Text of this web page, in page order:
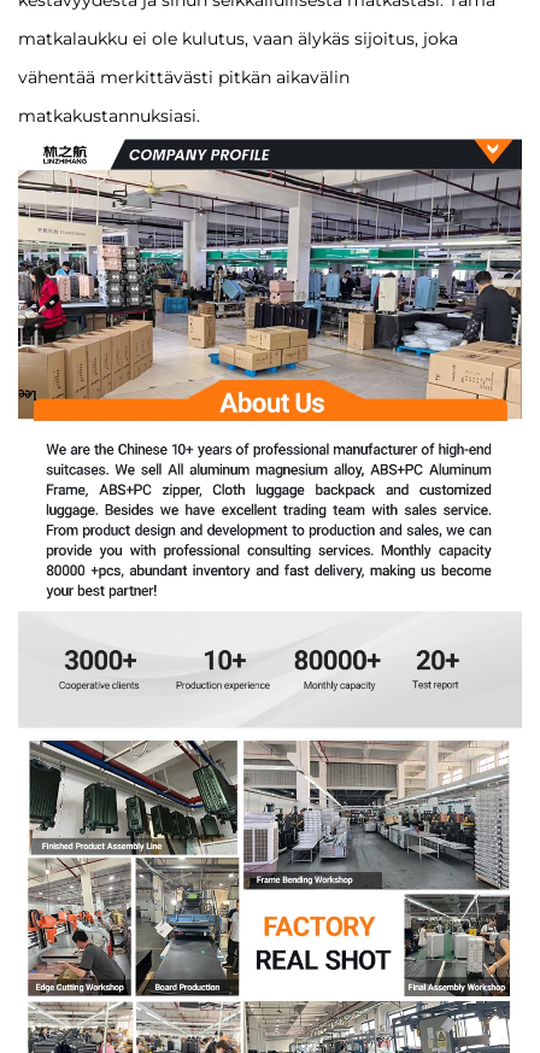
matkalaukku ei ole kulutus, vaan älykäs sijoitus, joka
vähentää merkittävästi pitkän aikavälin
matkakustannuksiasi.